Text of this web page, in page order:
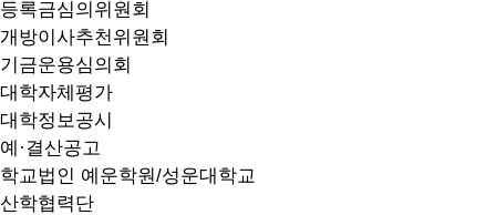
등록금심의위원회
개방이사추천위원회
기금운용심의회
대학자체평가
대학정보공시
예·결산공고
학교법인 예운학원/성운대학교
산학협력단